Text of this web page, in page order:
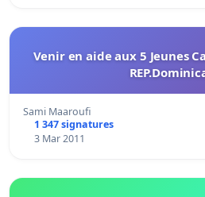
Venir en aide aux 5 Jeunes
Sami Maaroufi
1 347 signatures
3 Mar 2011